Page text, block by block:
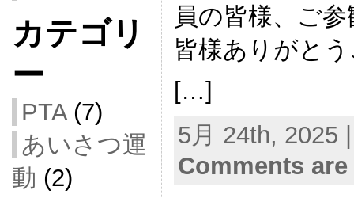
カテゴリ
ー
PTA(7)
あいさつ運
動 (2)
員の皆様、ご
皆様ありがと
[…]
5月 24th, 2025
Comments